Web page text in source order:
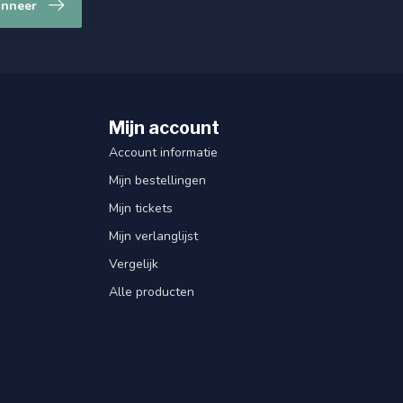
Mijn account
Account informatie
Mijn bestellingen
Mijn tickets
Mijn verlanglijst
Vergelijk
Alle producten